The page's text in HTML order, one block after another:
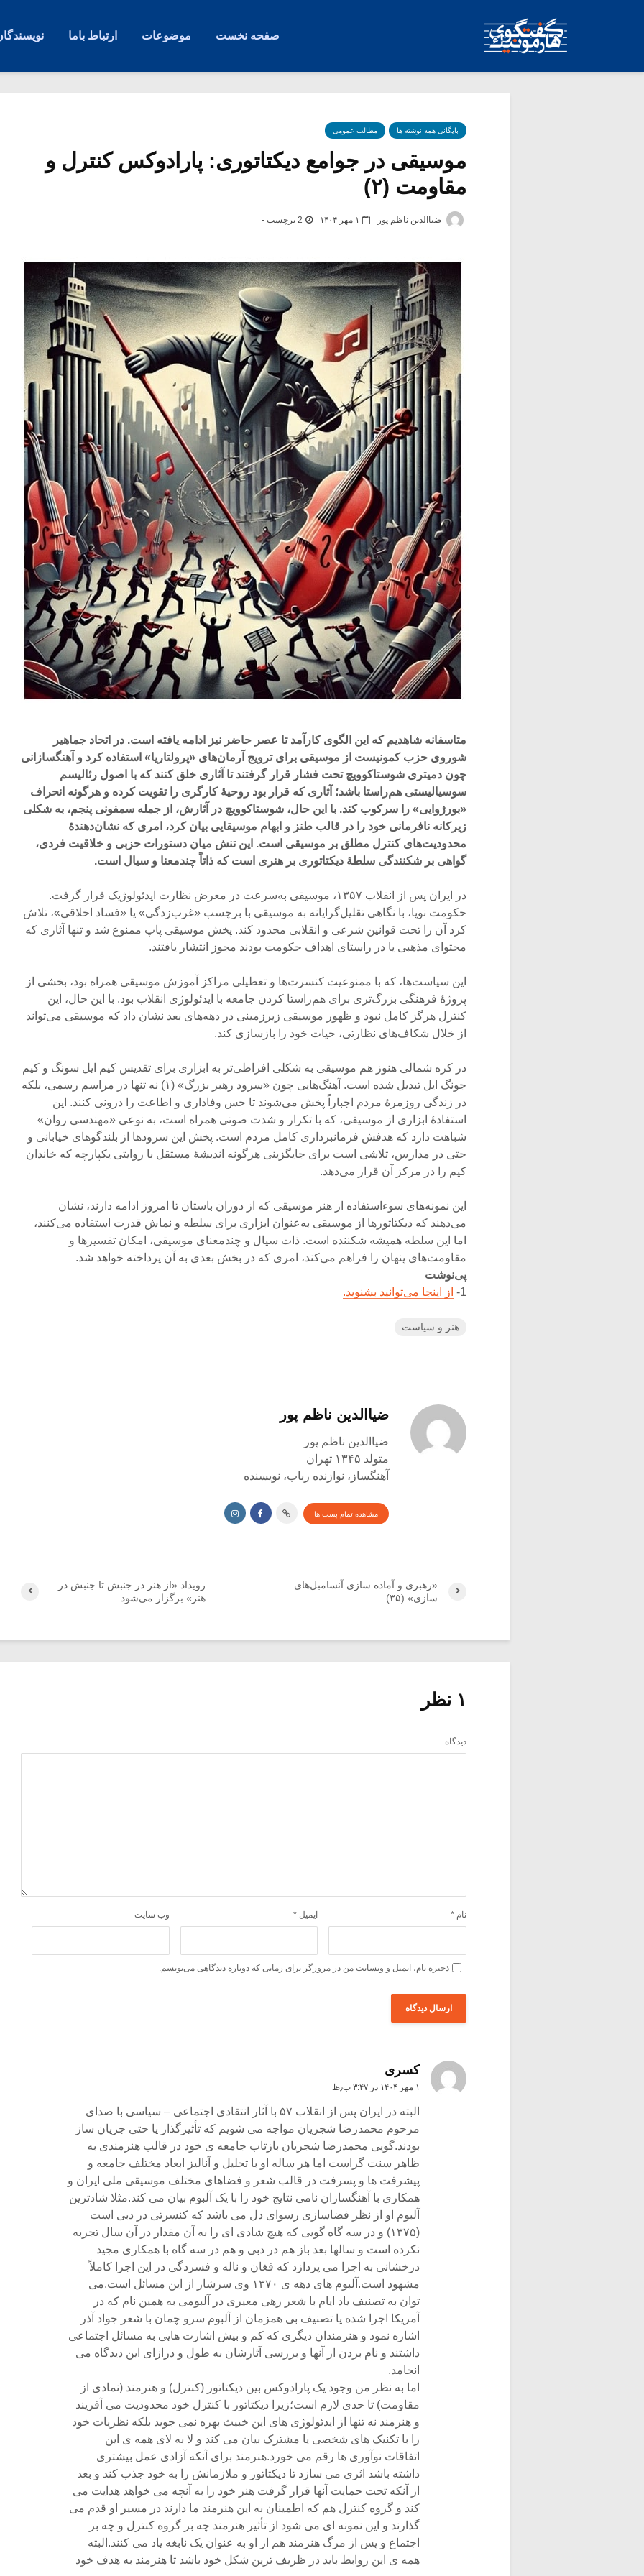
صفحه نخست موضوعات ارتباط باما
بایگانی همه نوشته ها مطالب عمومی
موسیقی در جوامع دیکتاتوری: پارادوکس کنترل و
مقاومت (۲)
ضیاالدین ناظم پور ۱ مهر ۱۴۰۴ 2 برچسب -
متاسفانه شاهدیم که این الگوی کارآمد تا عصر حاضر نیز ادامه یافته ‌است. در اتحاد جماهیر
شوروی حزب کمونیست از موسیقی برای ترویج آرمان‌های «پرولتاریا» استفاده کرد و آهنگسازانی
چون دمیتری شوستاکوویچ تحت فشار قرار گرفتند تا آثاری خلق کنند که با اصول رئالیسم
سوسیالیستی هم‌راستا باشد؛ آثاری که قرار بود روحیۀ کارگری را تقویت کرده و هرگونه انحراف
«بورژوایی» را سرکوب کند. با این حال، شوستاکوویچ در آثارش، از جمله سمفونی پنجم، به شکلی
زیرکانه نافرمانی خود را در قالب طنز و ابهام موسیقایی بیان کرد، امری که نشان‌دهندۀ
محدودیت‌های کنترل مطلق بر موسیقی است. این تنش میان دستورات حزبی و خلاقیت فردی،
گواهی بر شکنندگی سلطۀ دیکتاتوری بر هنری است که ذاتاً چندمعنا و سیال است.
در ایران پس از انقلاب ۱۳۵۷، موسیقی به‌سرعت در معرض نظارت ایدئولوژیک قرار گرفت.
حکومت نوپا، با نگاهی تقلیل‌گرایانه به موسیقی با برچسب «غرب‌زدگی» یا «فساد اخلاقی»، تلاش
کرد آن را تحت قوانین شرعی و انقلابی محدود کند. پخش موسیقی پاپ ممنوع شد و تنها آثاری که
محتوای مذهبی یا در راستای اهداف حکومت بودند مجوز انتشار یافتند.
این سیاست‌ها، که با ممنوعیت کنسرت‌ها و تعطیلی مراکز آموزش موسیقی همراه بود، بخشی از
پروژۀ فرهنگی بزرگ‌تری برای هم‌راستا کردن جامعه با ایدئولوژی انقلاب بود. با این حال، این
کنترل هرگز کامل نبود و ظهور موسیقی زیرزمینی در دهه‌های بعد نشان داد که موسیقی می‌تواند
از خلال شکاف‌های نظارتی، حیات خود را بازسازی کند.
در کره شمالی هنوز هم موسیقی به شکلی افراطی‌تر به ابزاری برای تقدیس کیم ایل سونگ و کیم
جونگ ایل تبدیل شده است. آهنگ‌هایی چون «سرود رهبر بزرگ» (۱) نه تنها در مراسم رسمی، بلکه
در زندگی روزمرۀ مردم اجباراً پخش می‌شوند تا حس وفاداری و اطاعت را درونی کنند. این
استفادۀ ابزاری از موسیقی، که با تکرار و شدت صوتی همراه است، به نوعی «مهندسی روان»
شباهت دارد که هدفش فرمانبرداری کامل مردم است. پخش این سرودها از بلندگوهای خیابانی و
حتی در مدارس، تلاشی است برای جایگزینی هرگونه اندیشۀ مستقل با روایتی یکپارچه که خاندان
کیم را در مرکز آن قرار می‌دهد.
این نمونه‌های سوءاستفاده از هنر موسیقی که از دوران باستان تا امروز ادامه دارند، نشان
می‌دهند که دیکتاتورها از موسیقی به‌عنوان ابزاری برای سلطه و نماش قدرت استفاده می‌کنند،
اما این سلطه همیشه شکننده است. ذات سیال و چندمعنای موسیقی، امکان تفسیرها و
مقاومت‌های پنهان را فراهم می‌کند، امری که در بخش بعدی به آن پرداخته خواهد شد.
پی‌نوشت
1-
از اینجا می‌توانید بشنوید.
هنر و سیاست
ضیاالدین ناظم پور
ضیاالدین ناظم پور
متولد ۱۳۴۵ تهران
آهنگساز، نوازنده رباب، نویسنده
مشاهده تمام پست ها
رویداد «از هنر در جنبش تا جنبش در
هنر» برگزار می‌شود
«رهبری و آماده سازی آنسامبل‌های
سازی» (۳۵)
۱ نظر
دیدگاه
نام * ایمیل * وب‌ سایت
ذخیره نام، ایمیل و وبسایت من در مرورگر برای زمانی که دوباره دیدگاهی می‌نویسم.
کسری
۱ مهر ۱۴۰۴ در ۳:۴۷ ب٫ظ
البته در ایران پس از انقلاب ۵۷ با آثار انتقادی اجتماعی – سیاسی با صدای
مرحوم محمدرضا شجریان مواجه می شویم که تأثیرگذار یا حتی جریان ساز
بودند.گویی محمدرضا شجریان بازتاب جامعه ی خود در قالب هنرمندی به
ظاهر سنت گراست اما هر ساله او با تحلیل و آنالیز ابعاد مختلف جامعه و
پیشرفت ها و پسرفت در قالب شعر و فضاهای مختلف موسیقی ملی ایران و
همکاری با آهنگسازان نامی نتایج خود را با یک آلبوم بیان می کند.مثلا شادترین
آلبوم او از نظر فضاسازی رسوای دل می باشد که کنسرتی در دبی است
(۱۳۷۵) و در سه گاه گویی که هیچ شادی ای را به آن مقدار در آن سال تجربه
نکرده است و سالها بعد باز هم در دبی و هم در سه گاه با همکاری مجید
درخشانی به اجرا می پردازد که فغان و ناله و فسردگی در این اجرا کاملاً
مشهود است.آلبوم های دهه ی ۱۳۷۰ وی سرشار از این مسائل است.می
توان به تصنیف یاد ایام با شعر رهی معیری در آلبومی به همین نام که در
آمریکا اجرا شده یا تصنیف بی همزمان از آلبوم سرو چمان با شعر جواد آذر
اشاره نمود و هنرمندان دیگری که کم و بیش اشارت هایی به مسائل اجتماعی
داشتند و نام بردن از آنها و بررسی آثارشان به طول و درازای این دیدگاه می
انجامد.
اما به نظر من وجود یک پارادوکس بین دیکتاتور (کنترل) و هنرمند (نمادی از
مقاومت) تا حدی لازم است؛زیرا دیکتاتور با کنترل خود محدودیت می آفریند
و هنرمند نه تنها از ایدئولوژی های این خبیث بهره نمی جوید بلکه نظریات خود
را با تکنیک های شخصی یا مشترک بیان می کند و لا به لای همه ی این
اتفاقات نوآوری ها رقم می خورد.هنرمند برای آنکه آزادی عمل بیشتری
داشته باشد اثری می سازد تا دیکتاتور و ملازمانش را به خود جذب کند و بعد
از آنکه تحت حمایت آنها قرار گرفت هنر خود را به آنچه می خواهد هدایت می
کند و گروه کنترل هم که اطمینان به این هنرمند ما دارند در مسیر او قدم می
گذارند و این نمونه ای می شود از تأثیر هنرمند چه بر گروه کنترل و چه بر
اجتماع و پس از مرگ هنرمند هم از او به عنوان یک نابغه یاد می کنند.البته
همه ی این روابط باید در ظریف ترین شکل خود باشد تا هنرمند به هدف خود